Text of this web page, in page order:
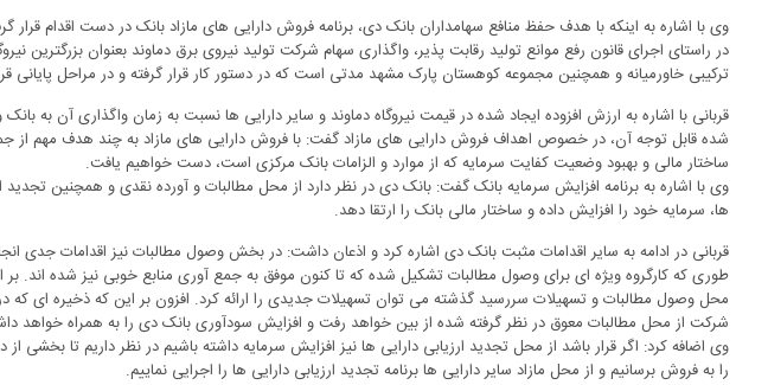
وی با اشاره به اینکه با هدف حفظ منافع سهامداران بانک دی، برنامه فروش دارایی های مازاد بانک در دست اقدام قرار
در راستای اجرای قانون رفع موانع تولید رقابت پذیر، واگذاری سهام شرکت تولید نیروی برق دماوند بعنوان بزرگترین
ترکیبی خاورمیانه و همچنین مجموعه کوهستان پارک مشهد مدتی است که در دستور کار قرار گرفته و در مراحل پایانی
قربانی با اشاره به ارزش افزوده ایجاد شده در قیمت نیروگاه دماوند و سایر دارایی ها نسبت به زمان واگذاری آن به
شده قابل توجه آن، در خصوص اهداف فروش دارایی های مازاد گفت: با فروش دارایی های مازاد به چند هدف مهم از
ساختار مالی و بهبود وضعیت کفایت سرمایه که از موارد و الزامات بانک مرکزی است، دست خواهیم یافت.
وی با اشاره به برنامه افزایش سرمایه بانک گفت: بانک دی در نظر دارد از محل مطالبات و آورده نقدی و همچنین تجدید
ها، سرمایه خود را افزایش داده و ساختار مالی بانک را ارتقا دهد.
قربانی در ادامه به سایر اقدامات مثبت بانک دی اشاره کرد و اذعان داشت: در بخش وصول مطالبات نیز اقدامات جدی
طوری که کارگروه ویژه ای برای وصول مطالبات تشکیل شده که تا کنون موفق به جمع آوری منابع خوبی نیز شده اند.
محل وصول مطالبات و تسهیلات سررسید گذشته می توان تسهیلات جدیدی را ارائه کرد. افزون بر این که ذخیره ای
شرکت از محل مطالبات معوق در نظر گرفته شده از بین خواهد رفت و افزایش سودآوری بانک دی را به همراه خواهد
وی اضافه کرد: اگر قرار باشد از محل تجدید ارزیابی دارایی ها نیز افزایش سرمایه داشته باشیم در نظر داریم تا بخشی از
را به فروش برسانیم و از محل مازاد سایر دارایی ها برنامه تجدید ارزیابی دارایی ها را اجرایی نماییم.